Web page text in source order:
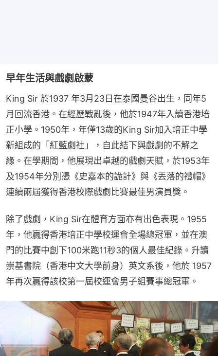
早年生活與戲劇啟蒙
King Sir 於1937 年3月23日在泰國曼谷出生，同年5
月回流香港。在經歷戰亂後，他於1947年入讀香港培
正小學。1950年，年僅13歲的King Sir加入培正中學
新組成的「紅藍劇社」，自此結下與戲劇的不解之
緣。在學期間，他展現出卓越的戲劇天賦，於1953年
及1954年分別憑《史嘉本的詭計》與《丟落的禮帽》
連續兩屆獲得香港校際戲劇比賽最佳男演員獎。
除了戲劇，King Sir在體育方面亦有出色表現。1955
年，他贏得香港培正中學校運會全場總冠軍，並在澳
門的比賽中創下100米跑11秒3的個人最佳紀錄。升讀
崇基書院（香港中文大學前身）英文系後，他於 1957
年再次贏得該校第一屆校運會男子組賽事總冠軍。